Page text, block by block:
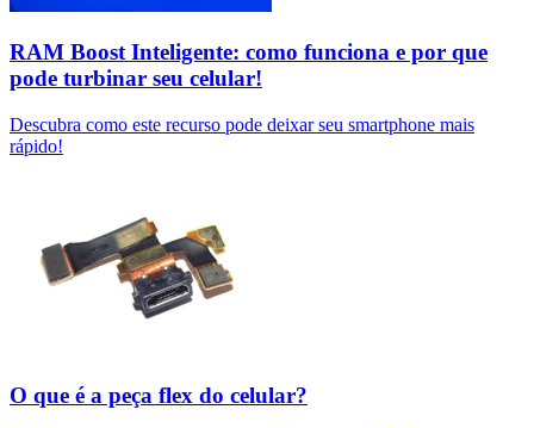
RAM Boost Inteligente: como funciona e por que
pode turbinar seu celular!
Descubra como este recurso pode deixar seu smartphone mais
rápido!
O que é a peça flex do celular?